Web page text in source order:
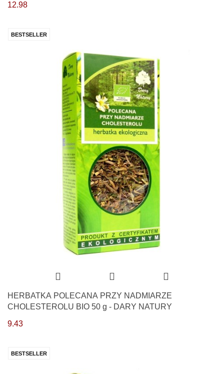
12.98
BESTSELLER
HERBATKA POLECANA PRZY NADMIARZE
CHOLESTEROLU BIO 50 g - DARY NATURY
9.43
BESTSELLER